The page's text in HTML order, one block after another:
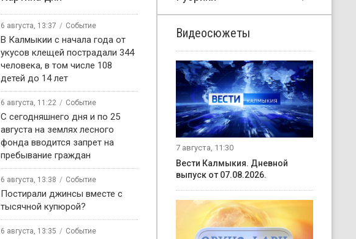
6 августа, 13:37 Событие
В Калмыкии с начала года от
укусов клещей пострадали 344
человека, в том числе 108
детей до 14 лет
6 августа, 11:22 Событие
С сегодняшнего дня и по 25
августа на землях лесного
фонда вводится запрет на
пребывание граждан
6 августа, 13:38 Событие
Постирали джинсы вместе с
тысячной купюрой?
6 августа, 13:35 Событие
Видеосюжеты
7 августа, 11:30
Вести Калмыкия. Дневной
выпуск от 07.08.2026.